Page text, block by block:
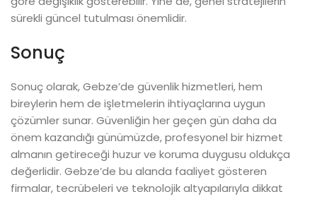
sürekli güncel tutulması önemlidir.
Sonuç
Sonuç olarak, Gebze’de güvenlik hizmetleri, hem
bireylerin hem de işletmelerin ihtiyaçlarına uygun
çözümler sunar. Güvenliğin her geçen gün daha da
önem kazandığı günümüzde, profesyonel bir hizmet
almanın getireceği huzur ve koruma duygusu oldukça
değerlidir. Gebze’de bu alanda faaliyet gösteren
firmalar, tecrübeleri ve teknolojik altyapılarıyla dikkat